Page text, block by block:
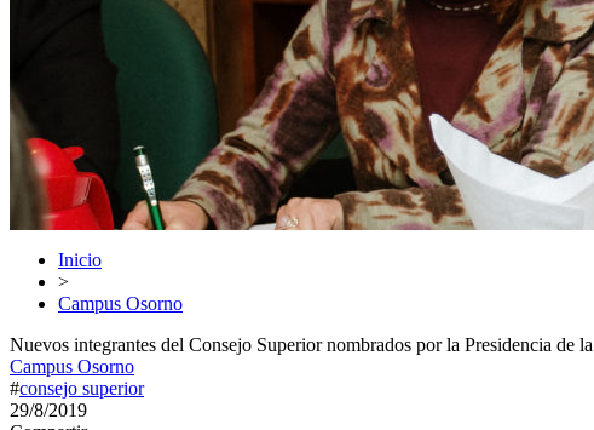
Inicio
>
Campus Osorno
Nuevos integrantes del Consejo Superior nombrados por la Presidencia de
Campus Osorno
#consejo superior
29/8/2019